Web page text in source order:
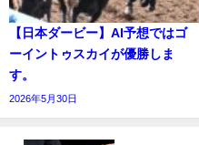
【日本ダービー】AI予想ではゴ
ーイントゥスカイが優勝しま
す。
2026年5月30日